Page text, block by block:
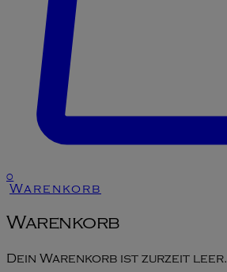
0
Warenkorb
Warenkorb
Dein Warenkorb ist zurzeit leer.